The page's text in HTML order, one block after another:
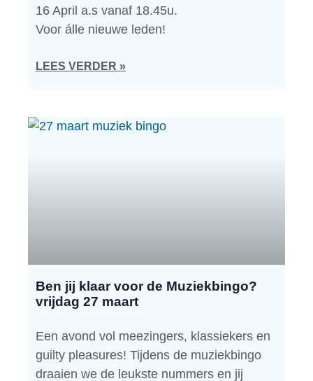
16 April a.s vanaf 18.45u.
Voor álle nieuwe leden!
LEES VERDER »
Ben jij klaar voor de Muziekbingo?
vrijdag 27 maart
Een avond vol meezingers, klassiekers en
guilty pleasures! Tijdens de muziekbingo
draaien we de leukste nummers en jij